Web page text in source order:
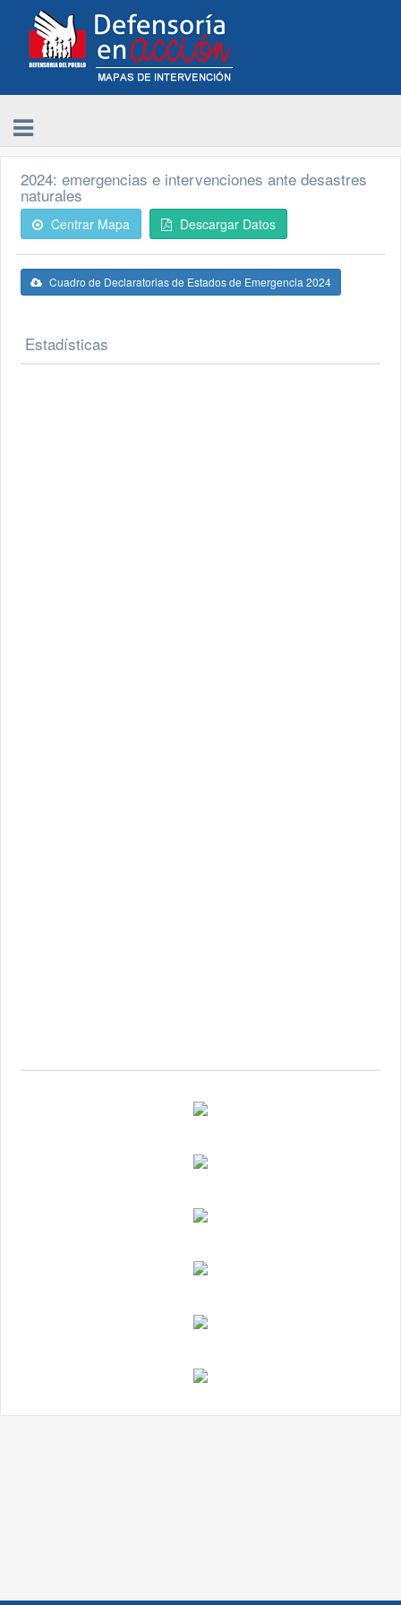
2024: emergencias e intervenciones ante desastres
naturales
Centrar Mapa Descargar Datos
Cuadro de Declaratorias de Estados de Emergencia 2024
Estadísticas